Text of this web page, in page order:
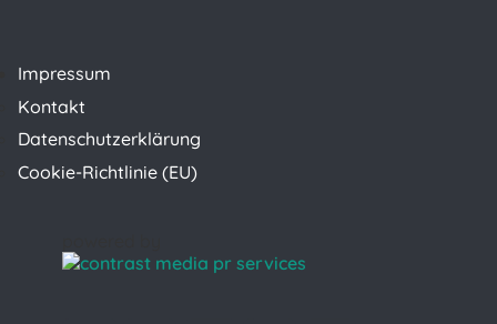
Impressum
Kontakt
Datenschutzerklärung
Cookie-Richtlinie (EU)